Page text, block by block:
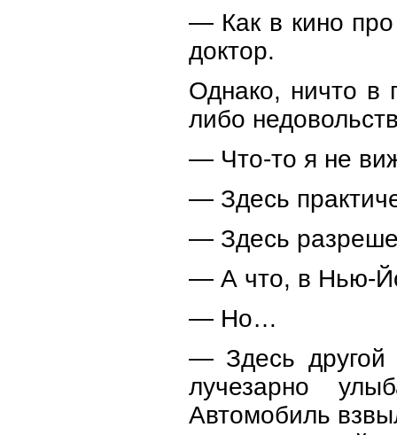
— Как в кино про
доктор.
Однако, ничто в
либо
— Что-то я не
— Здесь
— Здесь
— А что, в Нью-
— Но…
— Здесь другой
лучезарно
Автомобиль